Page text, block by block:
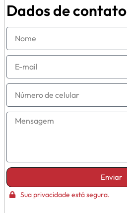
Dados de contato
Enviar
Sua privacidade está segura.